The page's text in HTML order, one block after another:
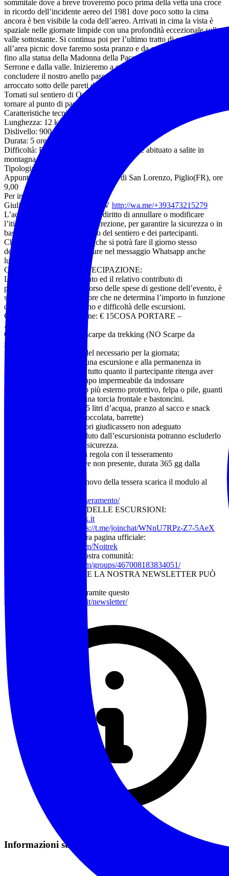
sommitale dove a breve troveremo poco prima della vetta una croce
in ricordo dell’incidente aereo del 1981 dove poco sotto la cima
ancora è ben visibile la coda dell’aereo. Arrivati in cima la vista è
spaziale nelle giornate limpide con una profondità eccezionale sulla
valle sottostante. Si continua poi per l’ultimo tratto di cresta fino
all’area picnic dove faremo sosta pranzo e da qui poi si prosegue
fino alla statua della Madonna della Pace ben visibile dal paese di
Serrone e dalla valle. Inizieremo a scendere decisamente per
concludere il nostro anello passando per l’Eremo di San Michele
arroccato sotto delle pareti di arrampicata con vista meravigliosa.
Tornati sul sentiero di Quota Mille risaliremo gradualmente per
tornare al punto di partenza.
Caratteristiche tecniche:
Lunghezza: 12 km
Dislivello: 900 mt
Durata: 5 ore
Difficoltà: E escursionistico adatto per chi è abituato a salite in
montagna impegnative.
Tipologia escursione: anello
Appuntamento sul posto: Convento di San Lorenzo, Piglio(FR), ore
9,00
Per informazioni e prenotazioni:
Giuliano Della Posta guida AEV http://wa.me/+393473215279
L’accompagnatore si riserva il diritto di annullare o modificare
l’itinerario proposto a sua discrezione, per garantire la sicurezza o in
base alle condizioni del meteo del sentiero e dei partecipanti.
Chi non possiede la tessera (che si potrà fare il giorno stesso
dell’escursione) dovrà indicare nel messaggio Whatsapp anche
luogo e data di nascita.
CONTRIBUTO DI PARTECIPAZIONE:
L’organizzazione dell’evento ed il relativo contributo di
partecipazione, quale rimborso delle spese di gestione dell’evento, è
stabilito dall’accompagnatore che ne determina l’importo in funzione
dei diversi livelli di impegno e difficoltà delle escursioni.
Contributo di partecipazione: € 15COSA PORTARE –
ABBIGLIAMENTO:
Obbligatorio l’utilizzo di scarpe da trekking (NO Scarpe da
ginnastica)
Zaino adatto al trasporto del necessario per la giornata;
Abbigliamento adatto ad una escursione e alla permanenza in
montagna o in natura e di tutto quanto il partecipante ritenga aver
bisogno. Necessario un capo impermeabile da indossare
all’occorrenza come strato più esterno protettivo, felpa o pile, guanti
e cappello, Obbligatoria una torcia frontale e bastoncini.
Raccomandato almeno 1,5 litri d’acqua, pranzo al sacco e snack
energetici (frutta secca, cioccolata, barrette)
Qualora gli accompagnatori giudicassero non adeguato
l’equipaggiamento posseduto dall’escursionista potranno escluderlo
dall’attività per ragioni di sicurezza.
Evento riservato ai soci in regola con il tesseramento
(tessera Federtrek 15 € ove non presente, durata 365 gg dalla
Per la sottoscrizione o rinnovo della tessera scarica il modulo al
https://www.noitrek.it/tesseramento/
ELENCO COMPLETO DELLE ESCURSIONI:
www.noitrek.it
https://t.me/joinchat/WNnU7RPz-Z7-5AeX
Metti “mi piace” alla nostra pagina ufficiale:
https://www.facebook.com/Noitrek
Iscriviti al gruppo della nostra comunità:
https://www.facebook.com/groups/467008183834051/
CHI VUOLE RICEVERE LA NOSTRA NEWSLETTER PUÒ
ISCRIVERSI
– Alla nostra mailing list tramite questo
link:
https://www.noitrek.it/newsletter/
Informazioni sui Costi